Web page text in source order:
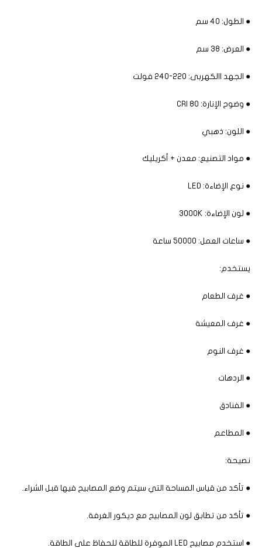
● الطول: 40 سم
● العرض: 38 سم
● الجهد االكهربى: 220-240 فولت
● وضوح الإنارة: 80 CRI
● اللون: ذهبي
● مواد التصنيع: معدن + أكريليك
● نوع الإضاءة: LED
● لون الإضاءة: 3000K
● ساعات العمل: 50000 ساعة
يستخدم:
● غرف الطعام
● غرف المعيشة
● غرف النوم
● الردهات
● الفنادق
● المطاعم
نصيحة:
● تأكد من قياس المساحة التي سيتم وضع المصابيح فيها قبل الشراء.
● تأكد من تطابق لون المصابيح مع ديكور الغرفة.
● استخدم مصابيح LED الموفرة للطاقة للحفاظ على الطاقة.